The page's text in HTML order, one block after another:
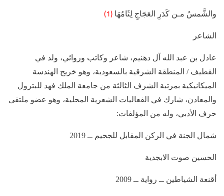
والشَّمسُ مـن كَدَرِ العَجَاجِ لِثَامُهَا (1)
الشاعر
عادل بن عبد الله آل دهنيم، شاعر وكاتب وروائي، ولد في
القطيف / المنطقة الشرقية بالسعودية، وهو خريج الهندسة
الميكانيكية بمرتبة الشرف الثالثة من جامعة الملك فهد للبترول
والمعادن، شارك في الفعاليات الشعرية المحلية، وهو عضو ملتقى
حرف الأدبي، وله من المؤلفات:
شمال الجنة في الركن المقابل للجحيم ــ 2019
الحسين صوت الابجدية
أقنعة الشياطين ــ رواية ــ 2009